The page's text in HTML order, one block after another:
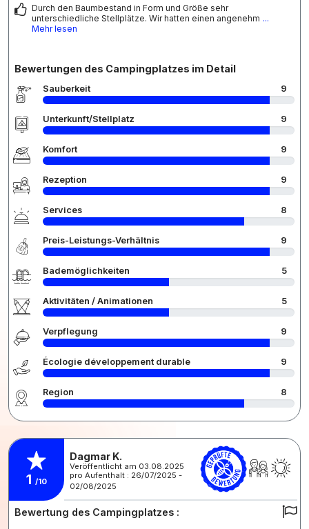
Durch den Baumbestand in Form und Größe sehr
unterschiedliche Stellplätze. Wir hatten einen angenehm ...
Mehr lesen
Bewertungen des Campingplatzes im Detail
Sauberkeit 9
Unterkunft/Stellplatz 9
Komfort 9
Rezeption 9
Services 8
Preis-Leistungs-Verhältnis 9
Bademöglichkeiten 5
Aktivitäten / Animationen 5
Verpflegung 9
Écologie développement durable 9
Region 8
1 /10
Dagmar K.
Veröffentlicht am 03.08.2025
pro Aufenthalt : 26/07/2025 -
02/08/2025
Bewertung des Campingplatzes :